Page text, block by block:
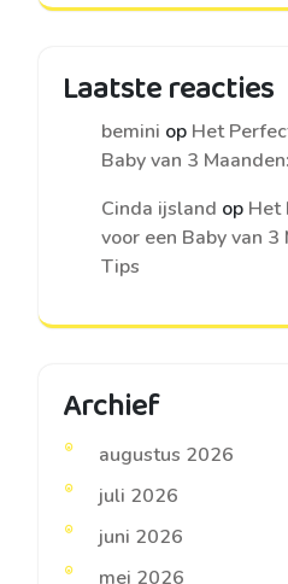
Laatste reacties
bemini op Het
Baby van 3
Cinda ijsland op Het
voor een Baby van 3
Tips
Archief
augustus 2026
juli 2026
juni 2026
mei 2026